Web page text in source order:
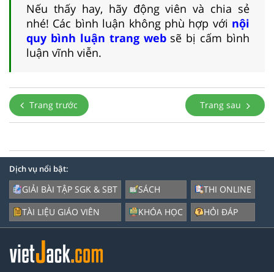
Nếu thấy hay, hãy động viên và chia sẻ
nhé! Các bình luận không phù hợp với nội
quy bình luận trang websẽ bị cấm bình
luận vĩnh viễn.
Trang trước Trang sau
Dịch vụ nổi bật:
GIẢI BÀI TẬP SGK & SBT
TÀI LIỆU GIÁO VIÊN
SÁCH
KHÓA HỌC
THI ONLINE
HỎI ĐÁP